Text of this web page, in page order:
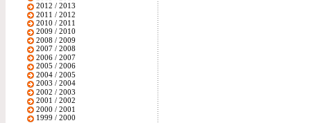
2012 / 2013
2011 / 2012
2010 / 2011
2009 / 2010
2008 / 2009
2007 / 2008
2006 / 2007
2005 / 2006
2004 / 2005
2003 / 2004
2002 / 2003
2001 / 2002
2000 / 2001
1999 / 2000